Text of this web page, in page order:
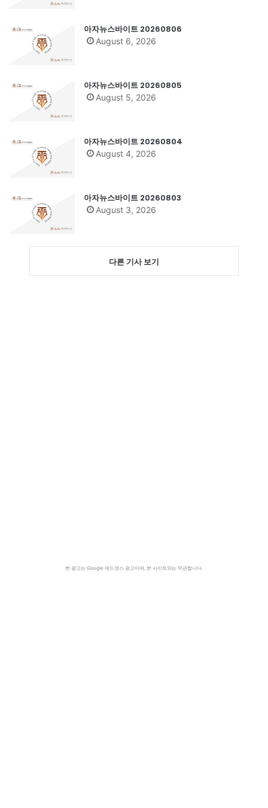
아자뉴스바이트 20260806
August 6, 2026
아자뉴스바이트 20260805
August 5, 2026
아자뉴스바이트 20260804
August 4, 2026
아자뉴스바이트 20260803
August 3, 2026
다른 기사 보기
본 광고는 Google 애드센스 광고이며, 본 사이트와는 무관합니다.